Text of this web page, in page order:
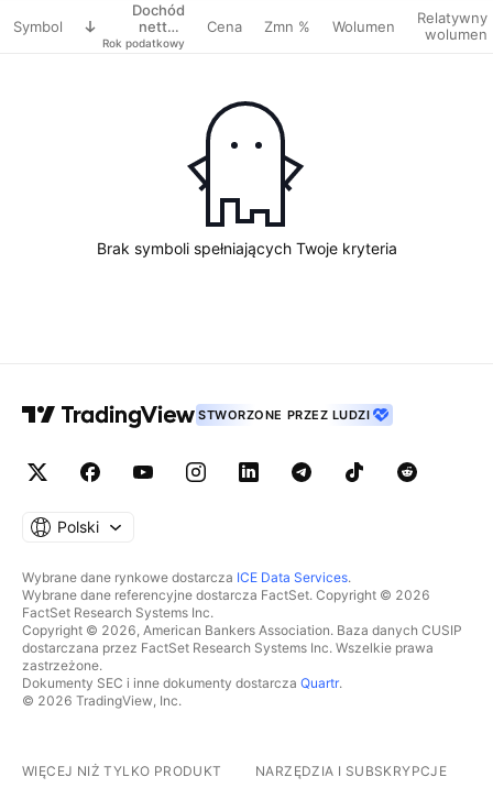
Symbol
Dochód
netto /
pracownicy
Rok podatkowy
Cena Zmn % Wolumen
Relatywny
wolumen
Brak symboli spełniających Twoje kryteria
STWORZONE PRZEZ LUDZI
Polski
Wybrane dane rynkowe dostarcza ICE Data Services.
Wybrane dane referencyjne dostarcza FactSet. Copyright © 2026
FactSet Research Systems Inc.
Copyright © 2026, American Bankers Association. Baza danych CUSIP
dostarczana przez FactSet Research Systems Inc. Wszelkie prawa
zastrzeżone.
Dokumenty SEC i inne dokumenty dostarcza Quartr.
© 2026 TradingView, Inc.
WIĘCEJ NIŻ TYLKO PRODUKT NARZĘDZIA I SUBSKRYPCJE